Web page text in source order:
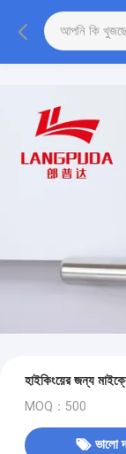
হাইকিংয়ের জন্য
MOQ：500
ভালো